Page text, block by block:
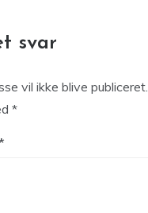
svar
vil ikke blive publiceret.
*